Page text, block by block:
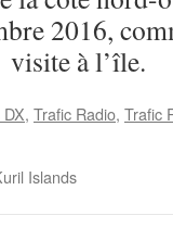
2016,
visite à l’île.
, Trafic Radio, Trafic
Islands